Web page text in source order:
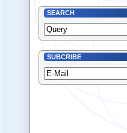
SEARCH
SUBCRIBE